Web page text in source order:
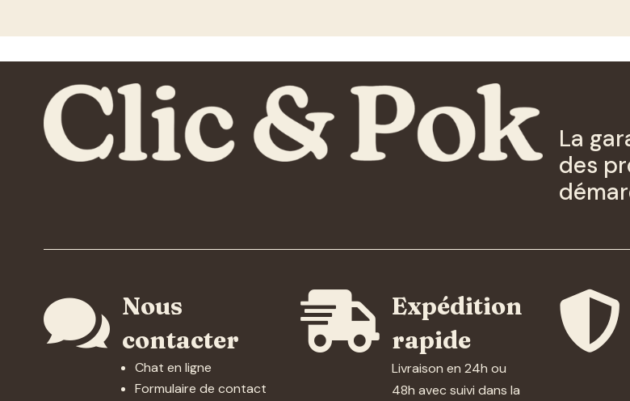
La
des
 Nous
contacter
Chat en ligne
Formulaire de contact
 Expédition
rapide
Livraison en 24h ou
48h avec suivi dans la
